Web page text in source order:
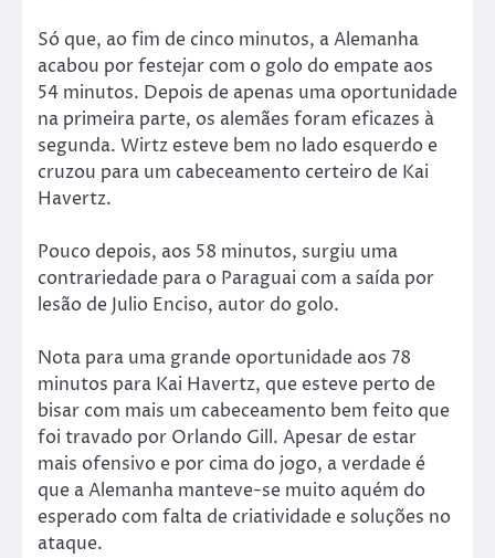
Só que, ao fim de cinco minutos, a Alemanha
acabou por festejar com o golo do empate aos
54 minutos. Depois de apenas uma oportunidade
na primeira parte, os alemães foram eficazes à
segunda. Wirtz esteve bem no lado esquerdo e
cruzou para um cabeceamento certeiro de Kai
Havertz.
Pouco depois, aos 58 minutos, surgiu uma
contrariedade para o Paraguai com a saída por
lesão de Julio Enciso, autor do golo.
Nota para uma grande oportunidade aos 78
minutos para Kai Havertz, que esteve perto de
bisar com mais um cabeceamento bem feito que
foi travado por Orlando Gill. Apesar de estar
mais ofensivo e por cima do jogo, a verdade é
que a Alemanha manteve-se muito aquém do
esperado com falta de criatividade e soluções no
ataque.